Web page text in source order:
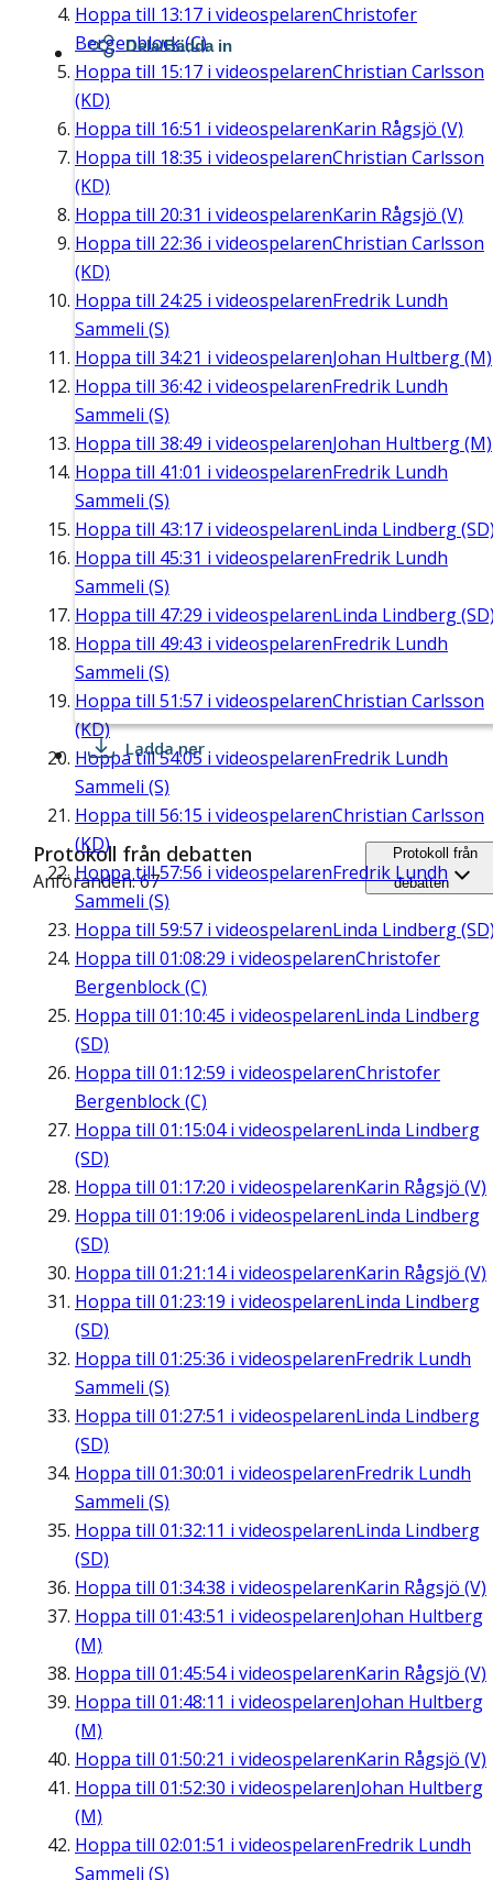
Hoppa till 13:17 i videospelarenChristofer
Bergenblock (C)
Hoppa till 15:17 i videospelarenChristian Carlsson
(KD)
Hoppa till 16:51 i videospelarenKarin Rågsjö (V)
Hoppa till 18:35 i videospelarenChristian Carlsson
(KD)
Hoppa till 20:31 i videospelarenKarin Rågsjö (V)
Hoppa till 22:36 i videospelarenChristian Carlsson
(KD)
Hoppa till 24:25 i videospelarenFredrik Lundh
Sammeli (S)
Hoppa till 34:21 i videospelarenJohan Hultberg (M)
Hoppa till 36:42 i videospelarenFredrik Lundh
Sammeli (S)
Hoppa till 38:49 i videospelarenJohan Hultberg (M)
Hoppa till 41:01 i videospelarenFredrik Lundh
Sammeli (S)
Hoppa till 43:17 i videospelarenLinda Lindberg
Hoppa till 45:31 i videospelarenFredrik Lundh
Sammeli (S)
Hoppa till 47:29 i videospelarenLinda Lindberg
Hoppa till 49:43 i videospelarenFredrik Lundh
Sammeli (S)
Hoppa till 51:57 i videospelarenChristian Carlsson
(KD)
Hoppa till54:05 i videospelarenFredrik Lundh
Sammeli (S)
Hoppa till 56:15 i videospelarenChristian Carlsson
(KD)
Hoppa till57:56 i videospelarenFredrik Lundh
Sammeli (S)
Hoppa till 59:57 i videospelarenLinda Lindberg
Hoppa till 01:08:29 i videospelarenChristofer
Bergenblock (C)
Hoppa till 01:10:45 i videospelarenLinda Lindberg
(SD)
Hoppa till 01:12:59 i videospelarenChristofer
Bergenblock (C)
Hoppa till 01:15:04i videospelarenLinda Lindberg
(SD)
Hoppa till 01:17:20 i videospelarenKarin Rågsjö (V)
Hoppa till 01:19:06 i videospelarenLinda Lindberg
(SD)
Hoppa till 01:21:14i videospelarenKarin Rågsjö (V)
Hoppa till 01:23:19 i videospelarenLinda Lindberg
(SD)
Hoppa till 01:25:36 i videospelarenFredrik Lundh
Sammeli (S)
Hoppa till 01:27:51 i videospelarenLinda Lindberg
(SD)
Hoppa till 01:30:01 i videospelarenFredrik Lundh
Sammeli (S)
Hoppa till 01:32:11 i videospelarenLinda Lindberg
(SD)
Hoppa till 01:34:38 i videospelarenKarin Rågsjö (V)
Hoppa till 01:43:51 i videospelarenJohan Hultberg
(M)
Hoppa till 01:45:54i videospelarenKarin Rågsjö (V)
Hoppa till 01:48:11 i videospelarenJohan Hultberg
(M)
Hoppa till 01:50:21 i videospelarenKarin Rågsjö (V)
Hoppa till 01:52:30 i videospelarenJohan Hultberg
(M)
Hoppa till 02:01:51 i videospelarenFredrik Lundh
Sammeli (S)
Dela/Bädda in
Ladda ner
Protokoll från debatten
Anföranden: 67
Protokoll från
debatten